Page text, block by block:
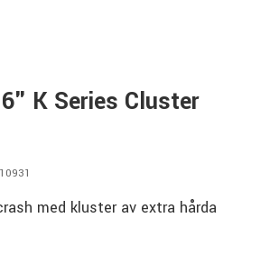
K Series Cluster
med kluster av extra hårda